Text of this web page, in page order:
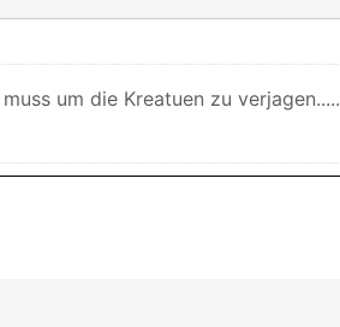
um die Kreatuen zu verjagen.....